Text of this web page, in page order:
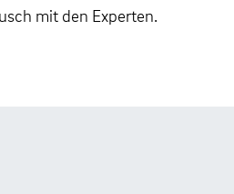
mit den Experten.